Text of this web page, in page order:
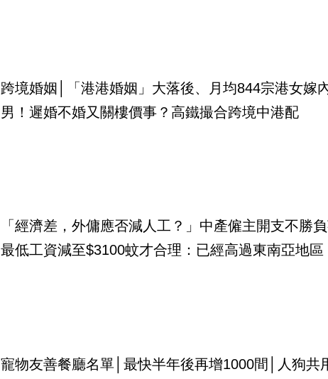
跨境婚姻│「港港婚姻」大落後、月均844宗港女嫁
男！遲婚不婚又關樓價事？高鐵撮合跨境中港配
「經濟差，外傭應否減人工？」中產僱主開支不勝
最低工資減至$3100蚊才合理：已經高過東南亞地區
寵物友善餐廳名單│最快半年後再增1000間│人狗共